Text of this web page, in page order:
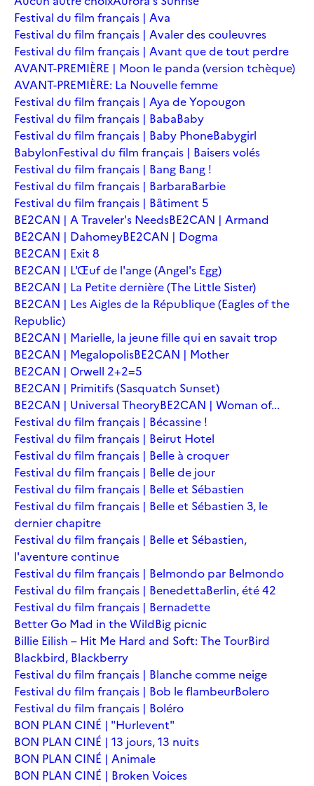
Festival du film français | Ava
Festival du film français | Avaler des couleuvres
Festival du film français | Avant que de tout perdre
AVANT-PREMIÈRE | Moon le panda (version tchèque)
AVANT-PREMIÈRE: La Nouvelle femme
Festival du film français | Aya de Yopougon
Festival du film français | BabaBaby
Festival du film français | Baby PhoneBabygirl
BabylonFestival du film français | Baisers volés
Festival du film français | Bang Bang !
Festival du film français | BarbaraBarbie
Festival du film français | Bâtiment 5
BE2CAN | A Traveler's NeedsBE2CAN | Armand
BE2CAN | DahomeyBE2CAN | Dogma
BE2CAN | Exit 8
BE2CAN | L'Œuf de l'ange (Angel's Egg)
BE2CAN | La Petite dernière (The Little Sister)
BE2CAN | Les Aigles de la République (Eagles of the
Republic)
BE2CAN | Marielle, la jeune fille qui en savait trop
BE2CAN | MegalopolisBE2CAN | Mother
BE2CAN | Orwell 2+2=5
BE2CAN | Primitifs (Sasquatch Sunset)
BE2CAN | Universal TheoryBE2CAN | Woman of...
Festival du film français | Bécassine !
Festival du film français | Beirut Hotel
Festival du film français | Belle à croquer
Festival du film français | Belle de jour
Festival du film français | Belle et Sébastien
Festival du film français | Belle et Sébastien 3, le
dernier chapitre
Festival du film français | Belle et Sébastien,
l'aventure continue
Festival du film français | Belmondo par Belmondo
Festival du film français | BenedettaBerlin, été 42
Festival du film français | Bernadette
Better Go Mad in the WildBig picnic
Billie Eilish – Hit Me Hard and Soft: The TourBird
Blackbird, Blackberry
Festival du film français | Blanche comme neige
Festival du film français | Bob le flambeurBolero
Festival du film français | Boléro
BON PLAN CINÉ | "Hurlevent"
BON PLAN CINÉ | 13 jours, 13 nuits
BON PLAN CINÉ | Animale
BON PLAN CINÉ | Broken Voices